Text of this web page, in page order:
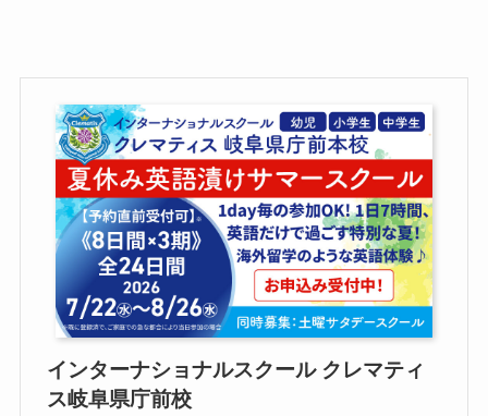
インターナショナルスクール クレマティ
ス岐阜県庁前校